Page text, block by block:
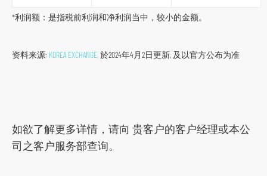
*利润额：是指税前利润和净利润当中，较小的金额。
资料来源: KOREA EXCHANGE,於2024年4月2日更新, 及以官方公布为准
如欲了解更多详情，请向 贵客户的客户经理或本公
司之客户服务部查询。